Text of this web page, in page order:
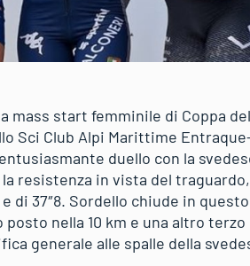
mass start femminile di Coppa
Sci Club Alpi Marittime
duello con la
resistenza in vista del
e di 37″8. Sordello chiude in
nella 10 km e una altro
generale alle spalle della